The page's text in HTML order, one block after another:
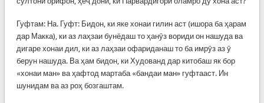
Гуфтам: На. Гуфт: Бидон, ки яке хонаи гилин аст (ишора ба ҳарам
дар Макка), ки аз лаҳзаи бунёдаш то ҳанӯз вориди он нашуда ва
дигаре хонаи дил, ки аз лаҳзаи офариданаш то ба имрӯз аз ӯ
берун нашуда. Ва ҳам бидон, ки Худованд дар китобаш як бор
«хонаи ман» ва ҳафтод мартаба «бандаи ман» гуфтааст. Ин
шунидам ва аз роҳ бозгаштам.